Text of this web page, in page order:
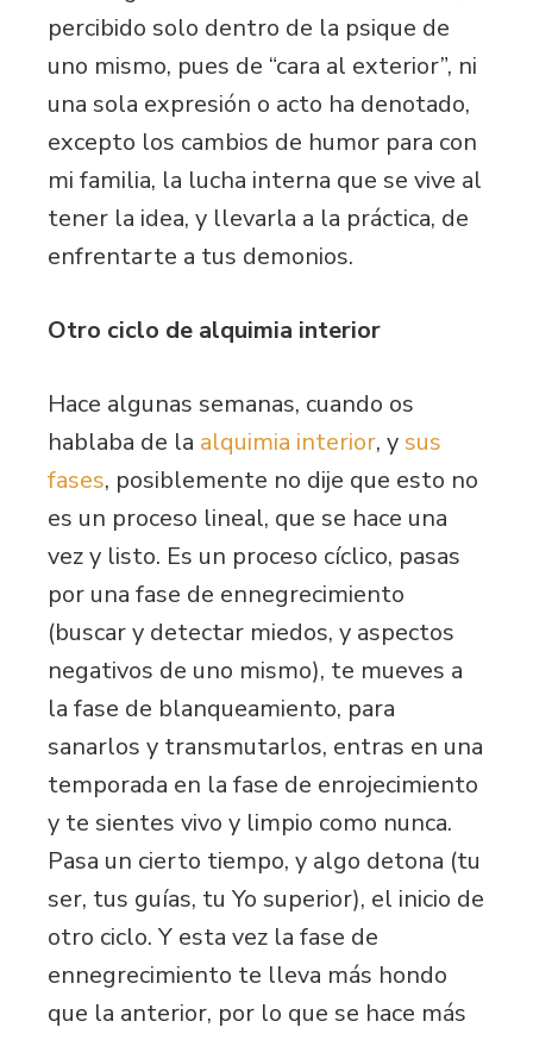
percibido solo dentro de la psique de
uno mismo, pues de “cara al exterior”, ni
una sola expresión o acto ha denotado,
excepto los cambios de humor para con
mi familia, la lucha interna que se vive al
tener la idea, y llevarla a la práctica, de
enfrentarte a tus demonios.
Otro ciclo de alquimia interior
Hace algunas semanas, cuando os
hablaba de la alquimia interior, ysus
fases, posiblemente no dije que esto no
es un proceso lineal, que se hace una
vez y listo. Es un proceso cíclico, pasas
por una fase de ennegrecimiento
(buscar y detectar miedos, y aspectos
negativos de uno mismo), te mueves a
la fase de blanqueamiento, para
sanarlos y transmutarlos, entras en una
temporada en la fase de enrojecimiento
y te sientes vivo y limpio como nunca.
Pasa un cierto tiempo, y algo detona (tu
ser, tus guías, tu Yo superior), el inicio de
otro ciclo. Y esta vez la fase de
ennegrecimiento te lleva más hondo
que la anterior, por lo que se hace más